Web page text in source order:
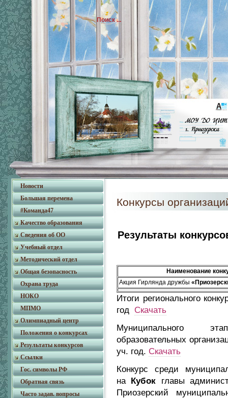
Конкурсы
Результаты
Наименование
Акция Гирлянда дружбы
Итоги регионального
год Скачать
Муниципального
образовательных
уч. год. Скачать
Конкурс среди
на Кубок главы
Приозерский
Новости
Большая перемена
#Команда47
Качество образования
Сведения об ОО
Учебный отдел
Методический отдел
Общая безопасность
Охрана труда
НОКО
МПМО
Олимпиадный центр
Положения о конкурсах
Результаты конкурсов
Ссылки
Гос. символы РФ
Обратная связь
Часто задав. вопросы